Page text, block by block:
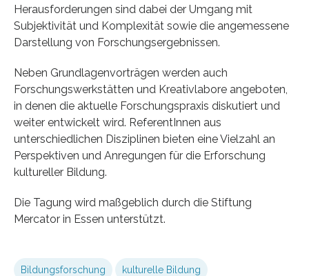
Herausforderungen sind dabei der Umgang mit
Subjektivität und Komplexität sowie die angemessene
Darstellung von Forschungsergebnissen.
Neben Grundlagenvorträgen werden auch
Forschungswerkstätten und Kreativlabore angeboten,
in denen die aktuelle Forschungspraxis diskutiert und
weiter entwickelt wird. ReferentInnen aus
unterschiedlichen Disziplinen bieten eine Vielzahl an
Perspektiven und Anregungen für die Erforschung
kultureller Bildung.
Die Tagung wird maßgeblich durch die Stiftung
Mercator in Essen unterstützt.
Bildungsforschung kulturelle Bildung